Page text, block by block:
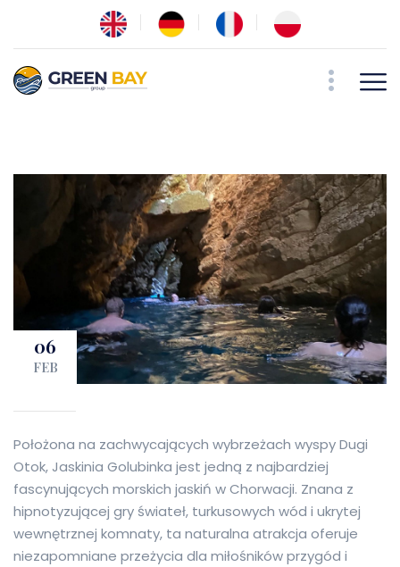
06
FEB
Położona na zachwycających wybrzeżach wyspy Dugi
Otok, Jaskinia Golubinka jest jedną z najbardziej
fascynujących morskich jaskiń w Chorwacji. Znana z
hipnotyzującej gry świateł, turkusowych wód i ukrytej
wewnętrznej komnaty, ta naturalna atrakcja oferuje
niezapomniane przeżycia dla miłośników przygód i